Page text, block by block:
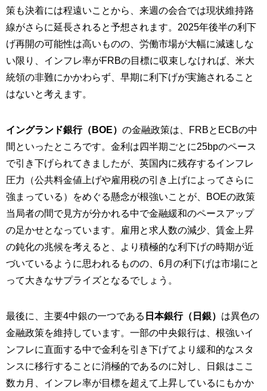
策も決着には程遠いことから、来週の会合では現状維持路
線がさらに延長されると予想されます。2025年後半の利下
げ再開の可能性は高いものの、労働市場が大幅に減速しな
い限り、インフレ率がFRBの目標に収束しなければ、米大
統領の非難にかかわらず、早期に利下げが実施されること
はないと考えます。
イングランド銀行（BOE） の金融政策は、FRBとECBの中
間といったところです。金利は四半期ごとに25bpのペース
で引き下げられてきましたが、英国内に残存するインフレ
圧力（公共料金値上げや雇用税の引き上げによってさらに
強まっている）をめぐる懸念が根強いことが、BOEの政策
当局者の間で見方が分かれる中で金融緩和のペースアップ
の足かせとなっています。雇用と求人数の減少、賃金上昇
の鈍化の兆候を考えると、より積極的な利下げの時期が近
づいているように思われるものの、6月の利下げは市場にと
って大きなサプライズとなるでしょう。
最後に、主要4中銀の一つである 日本銀行（日銀） は異色の
金融政策を維持しています。一部の中央銀行は、根強いイ
ンフレに直面する中で金利を引き下げてより緩和的なスタ
ンスに移行することに消極的であるのに対し、日銀はここ
数カ月、インフレ率が目標を超えて上昇しているにもかか